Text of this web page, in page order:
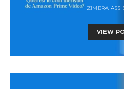
ZIMBRA
VIEW